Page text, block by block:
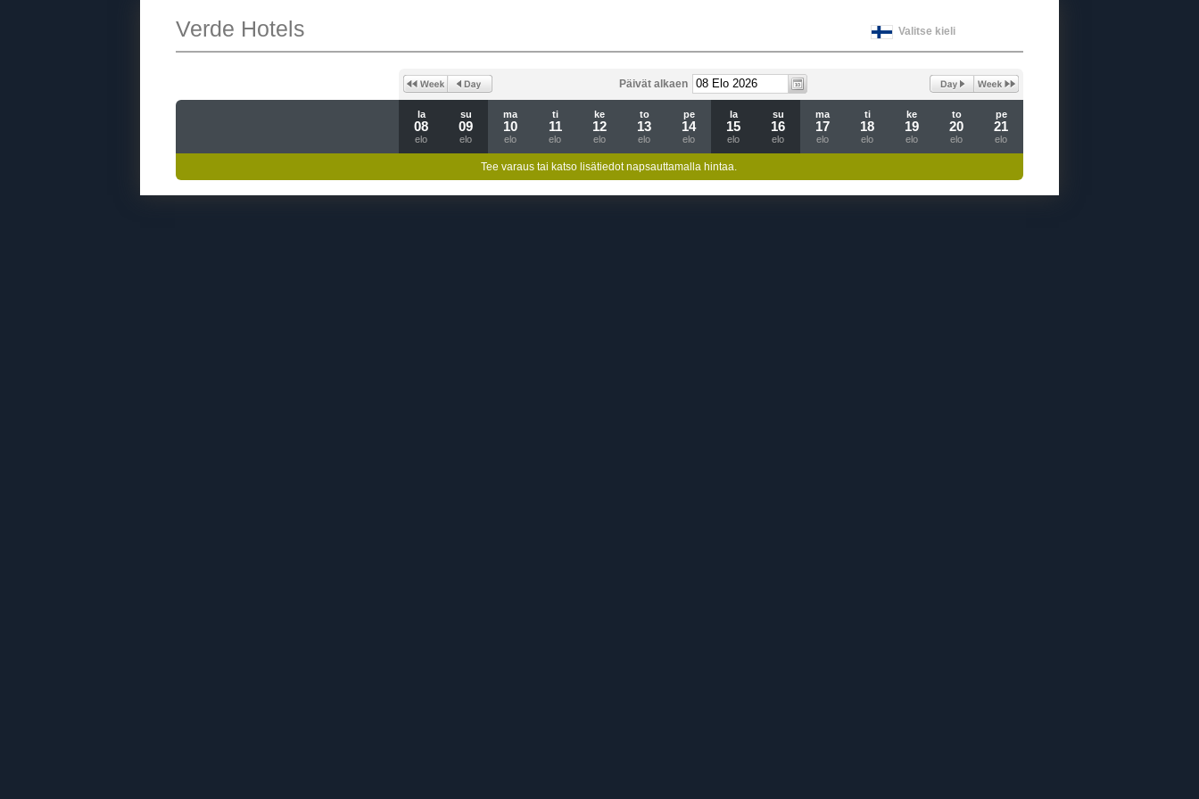
Valitse kieli
Verde Hotels
Päivät alkaen
la
08
elo
su
09
elo
ma
10
elo
ti
11
elo
ke
12
elo
to
13
elo
pe
14
elo
la
15
elo
su
16
elo
ma
17
elo
ti
18
elo
ke
19
elo
to
20
elo
pe
21
elo
Tee varaus tai katso lisätiedot napsauttamalla hintaa.